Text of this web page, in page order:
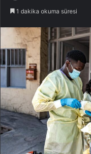
1 dakika okuma süresi